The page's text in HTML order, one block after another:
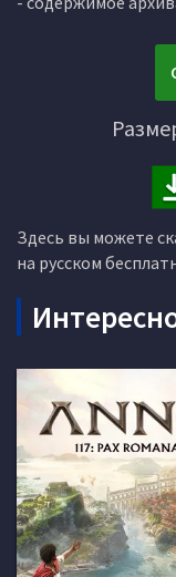
Здесь вы можете
на русском